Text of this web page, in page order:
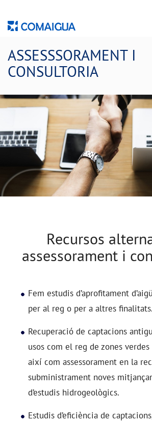
ASSESSSORAMENT I
CONSULTORIA
Recursos
assessorament i
Fem estudis d’aprofitament
per al reg o per a altres finalitats.
Recuperació de captacions
usos com el reg de zones
així com assessorament en la
subministrament noves
d’estudis hidrogeològics.
Estudis d’eficiència de